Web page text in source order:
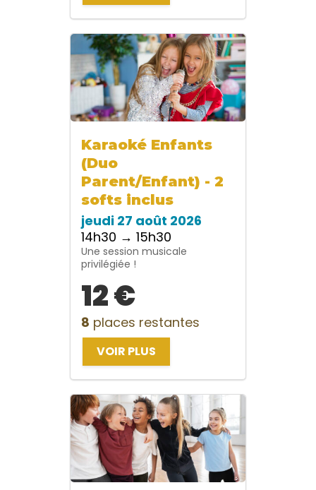
Karaoké Enfants
(Duo
Parent/Enfant) - 2
softs inclus
jeudi 27 août 2026
14h30 → 15h30
Une session musicale
privilégiée !
12 €
8 places restantes
VOIR PLUS